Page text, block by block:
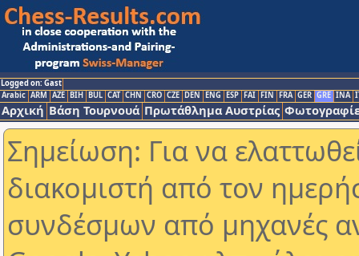
Logged on: Gast
Arabic ARM AZE BIH BUL CAT CHN CRO CZE DEN ENG ESP FAI FIN FRA GER GRE INA
Αρχική Βάση Τουρνουά Πρωτάθλημα Αυστρίας
Σημείωση: Για να
διακομιστή από τον
συνδέσμων από μηχανές